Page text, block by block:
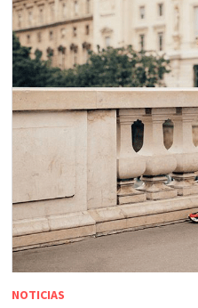
NOTICIAS